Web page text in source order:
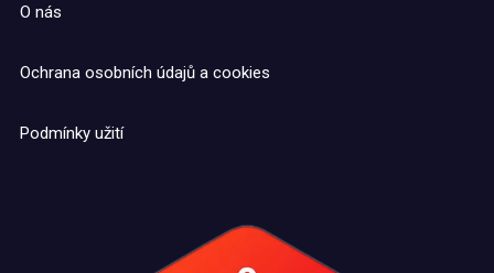
O nás
Ochrana osobních údajů a cookies
Podmínky užití